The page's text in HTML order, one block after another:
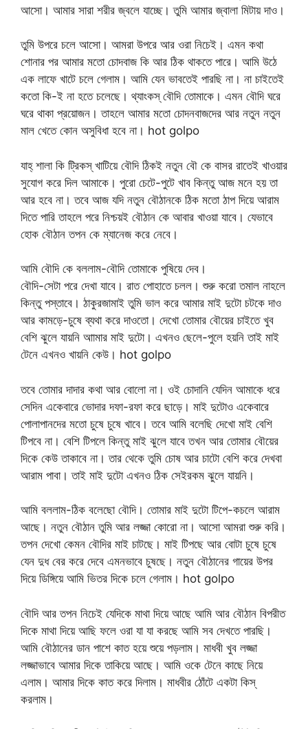
আসো। আমার সারা শরীর জ্বলে যাচ্ছে। তুমি আমার জ্বালা মিটায় দাও।
তুমি উপরে চলে আসো। আমরা উপরে আর ওরা নিচেই। এমন কথা
শোনার পর আমার মতো চোদবাজ কি আর ঠিক থাকতে পারে। আমি উঠে
এক লাফে খাটে চলে গেলাম। আমি যেন ভাবতেই পারছি না। না চাইতেই
কতো কি-ই না হতে চলেছে। থ্যাংকস্ বৌদি তোমাকে। এমন বৌদি ঘরে
ঘরে থাকা প্রয়োজন। তাহলে আমার মতো চোদনবাজদের আর নতুন নতুন
মাল খেতে কোন অসুবিধা হবে না। hot golpo
যাহ্ শালা কি ট্রিকস্ খাটিয়ে বৌদি ঠিকই নতুন বৌ কে বাসর রাতেই খাওয়ার
সুযোগ করে দিল আমাকে। পুরো চেটে-পুটে খাব কিন্তু আজ মনে হয় তা
আর হবে না। তবে আজ যদি নতুন বৌঠানকে ঠিক মতো ঠাপ দিয়ে আরাম
দিতে পারি তাহলে পরে নিশ্চয়ই বৌঠান কে আবার খাওয়া যাবে। যেভাবে
হোক বৌঠান তপন কে ম্যানেজ করে নেবে।
আমি বৌদি কে বললাম-বৌদি তোমাকে পুষিয়ে দেব।
বৌদি-সেটা পরে দেখা যাবে। রাত পোহাতে চলল। শুরু করো তমাল নাহলে
কিন্তু পস্তাবে। ঠাকুরজামাই তুমি ভাল করে আমার মাই দুটো চটকে দাও
আর কামড়ে-চুষে ব্যথা করে দাওতো। দেখো তোমার বৌয়ের চাইতে খুব
বেশি ঝুলে যায়নি আামার মাই দুটো। এখনও ছেলে-পুলে হয়নি তাই মাই
টেনে এখনও খায়নি কেউ। hot golpo
তবে তোমার দাদার কথা আর বোলো না। ওই চোদানি যেদিন আমাকে ধরে
সেদিন একেবারে ভোদার দফা-রফা করে ছাড়ে। মাই দুটোও একেবারে
পোলাপানদের মতো চুষে চুষে খাবে। তবে আমি বলেছি দেখো মাই বেশি
টিপবে না। বেশি টিপলে কিন্তু মাই ঝুলে যাবে তখন আর তোমার বৌয়ের
দিকে কেউ তাকাবে না। তার থেকে তুমি চোষ আর চাটো বেশি করে দেখবা
আরাম পাবা। তাই মাই দুটো এখনও ঠিক সেইরকম ঝুলে যায়নি।
আমি বললাম-ঠিক বলেছো বৌদি। তোমার মাই দুটো টিপে-কচলে আরাম
আছে। নতুন বৌঠান তুমি আর লজ্জা কোরো না। আসো আমরা শুরু করি।
তপন দেখো কেমন বৌদির মাই চাটছে। মাই টিপছে আর বোটা চুষে চুষে
যেন দুধ বের করে দেবে এমনভাবে চুষছে। নতুন বৌঠানের গায়ের উপর
দিয়ে ডিঙ্গিয়ে আমি ভিতর দিকে চলে গেলাম। hot golpo
বৌদি আর তপন নিচেই যেদিকে মাথা দিয়ে আছে আমি আর বৌঠান বিপরীত
দিকে মাথা দিয়ে আছি ফলে ওরা যা যা করছে আমি সব দেখতে পারছি।
আমি বৌঠানের ডান পাশে কাত হয়ে শুয়ে পড়লাম। মাধবী খুব লজ্জা
লজ্জাভাবে আমার দিকে তাকিয়ে আছে। আমি ওকে টেনে কাছে নিয়ে
এলাম। আমার দিকে কাত করে দিলাম। মাধবীর ঠোঁটে একটা কিস্
করলাম।